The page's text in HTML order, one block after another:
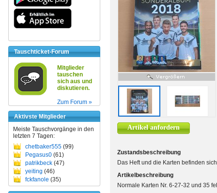
Tauschticket-Forum
Mitglieder
tauschen
sich aus und
diskutieren.
Zum Forum »
Aktivste Mitglieder
Meiste Tauschvorgänge in den
letzten 7 Tagen:
chetbaker555 (99)
Pegasus0 (61)
patrikbeck (47)
yeiting (46)
fckfanole (35)
Artikel anfordern
Zustandsbeschreibung
Das Heft und die Karten befinden
Artikelbeschreibung
Normale Karten Nr. 6-27-32 und 35